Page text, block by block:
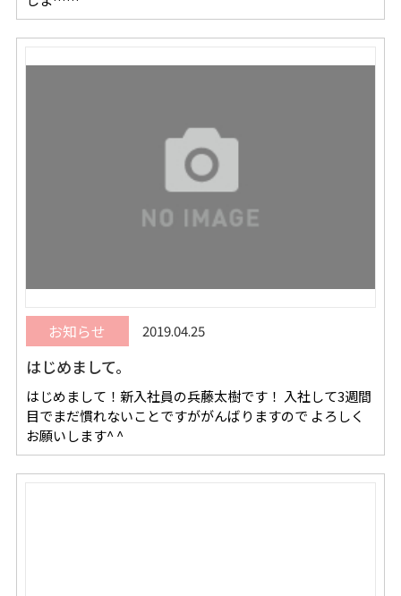
お知らせ 2019.04.25
はじめまして。
はじめまして！新入社員の兵藤太樹です！ 入社して3週間
目でまだ慣れないことですががんばりますので よろしく
お願いします^ ^